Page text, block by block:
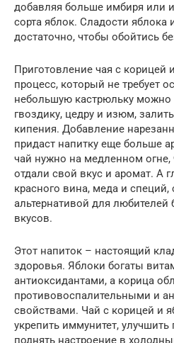
добавляя больше имбиря или
сорта яблок. Сладости
достаточно, чтобы обойтись
Приготовление чая с корицей
процесс, который не требует
небольшую кастрюльку можно
гвоздику, цедру и изюм,
кипения. Добавление
придаст напитку еще больше
чай нужно на медленном огне,
отдали свой вкус и аромат. А
красного вина, меда и специй,
альтернативой для
вкусов.
Этот напиток – настоящий
здоровья. Яблоки богаты
антиоксидантами, а корица
противовоспалительными и
свойствами. Чай с корицей и
укрепить иммунитет,
поднять настроение в